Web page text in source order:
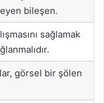
bileşen.
sağlamak
görsel bir şölen